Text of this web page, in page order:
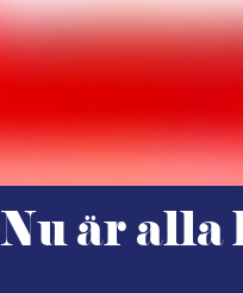
Nu är